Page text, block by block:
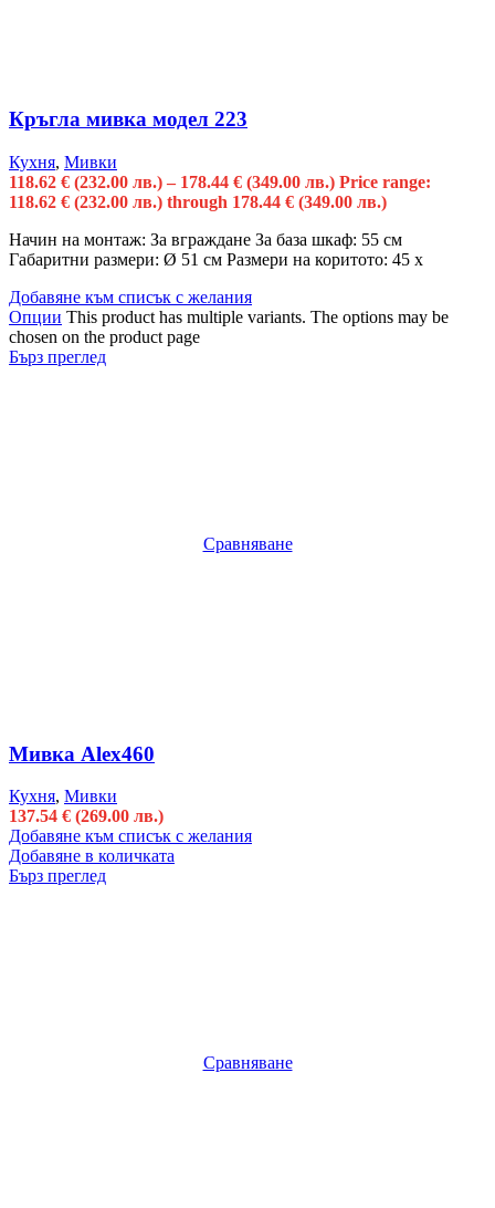
Кръгла мивка модел 223
Кухня, Мивки
118.62 € (232.00 лв.) – 178.44 € (349.00 лв.) Price range:
118.62 € (232.00 лв.) through 178.44 € (349.00 лв.)
Начин на монтаж: За вграждане За база шкаф: 55 см
Габаритни размери: Ø 51 см Размери на коритото: 45 x
Добавяне към списък с желания
Опции This product has multiple variants. The options may be
chosen on the product page
Бърз преглед
Сравняване
Мивка Alex460
Кухня, Мивки
137.54 € (269.00 лв.)
Добавяне към списък с желания
Добавяне в количката
Бърз преглед
Сравняване